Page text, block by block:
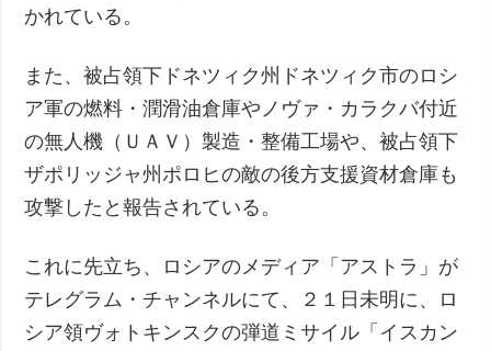
かれている。
また、被占領下ドネツィク州ドネツィク市のロシ
ア軍の燃料・潤滑油倉庫やノヴァ・カラクバ付近
の無人機（ＵＡＶ）製造・整備工場や、被占領下
ザポリッジャ州ポロヒの敵の後方支援資材倉庫も
攻撃したと報告されている。
これに先立ち、ロシアのメディア「アストラ」が
テレグラム・チャンネルにて、２１日未明に、ロ
シア領ヴォトキンスクの弾道ミサイル「イスカン